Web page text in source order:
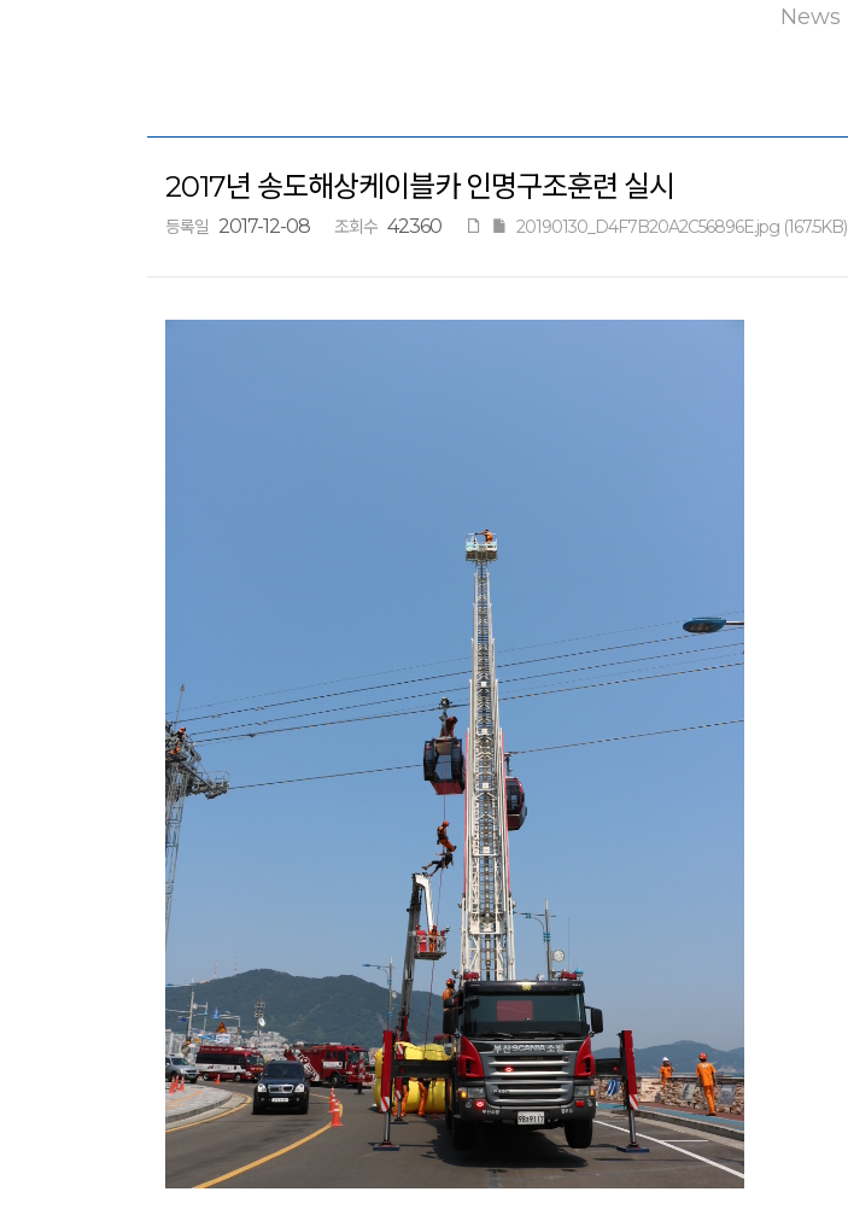
News
2017년 송도해상케이블카 인명구조훈련 실시
등록일 2017-12-08 조회수 42360 20190130_D4F7B20A2C56896E.jpg (167.5KB)